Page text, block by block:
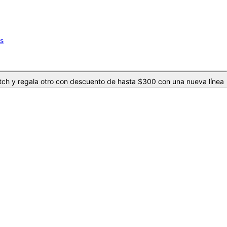
y regala otro con descuento de hasta $300 con una nueva línea